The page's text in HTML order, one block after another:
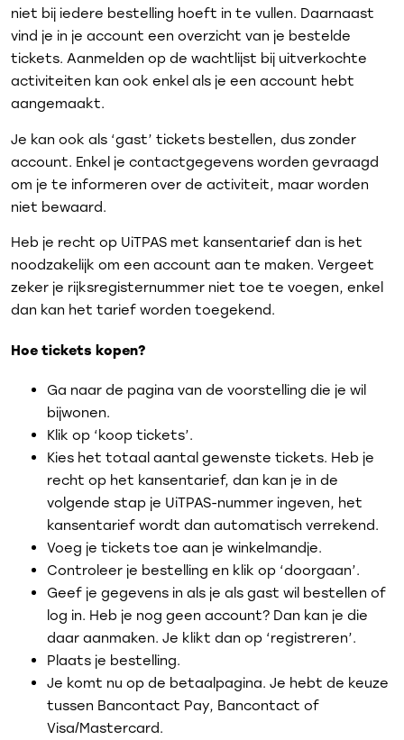
niet bij iedere bestelling hoeft in te vullen. Daarnaast
vind je in je account een overzicht van je bestelde
tickets. Aanmelden op de wachtlijst bij uitverkochte
activiteiten kan ook enkel als je een account hebt
aangemaakt.
Je kan ook als ‘gast’ tickets bestellen, dus zonder
account. Enkel je contactgegevens worden gevraagd
om je te informeren over de activiteit, maar worden
niet bewaard.
Heb je recht op UiTPAS met kansentarief dan is het
noodzakelijk om een account aan te maken. Vergeet
zeker je rijksregisternummer niet toe te voegen, enkel
dan kan het tarief worden toegekend.
Hoe tickets kopen?
Ga naar de pagina van de voorstelling die je wil
bijwonen.
Klik op ‘koop tickets’.
Kies het totaal aantal gewenste tickets. Heb je
recht op het kansentarief, dan kan je in de
volgende stap je UiTPAS-nummer ingeven, het
kansentarief wordt dan automatisch verrekend.
Voeg je tickets toe aan je winkelmandje.
Controleer je bestelling en klik op ‘doorgaan’.
Geef je gegevens in als je als gast wil bestellen of
log in. Heb je nog geen account? Dan kan je die
daar aanmaken. Je klikt dan op ‘registreren’.
Plaats je bestelling.
Je komt nu op de betaalpagina. Je hebt de keuze
tussen Bancontact Pay, Bancontact of
Visa/Mastercard.